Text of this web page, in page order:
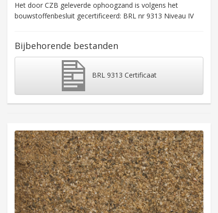
Het door CZB geleverde ophoogzand is volgens het
bouwstoffenbesluit gecertificeerd: BRL nr 9313 Niveau IV
Bijbehorende bestanden
BRL 9313 Certificaat